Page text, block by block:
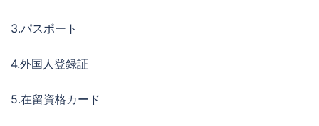
3.パスポート
4.外国人登録証
5.在留資格カード